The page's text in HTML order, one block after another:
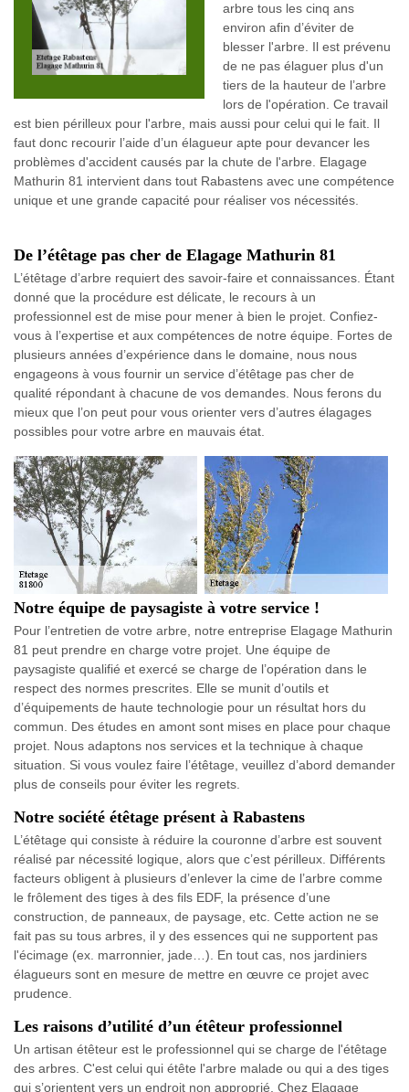
arbre tous les cinq ans
environ afin d’éviter de
blesser l'arbre. Il est prévenu
de ne pas élaguer plus d'un
tiers de la hauteur de l’arbre
lors de l'opération. Ce travail
est bien périlleux pour l'arbre, mais aussi pour celui qui le fait. Il
faut donc recourir l’aide d’un élagueur apte pour devancer les
problèmes d'accident causés par la chute de l'arbre. Elagage
Mathurin 81 intervient dans tout Rabastens avec une compétence
unique et une grande capacité pour réaliser vos nécessités.
De l’étêtage pas cher de Elagage Mathurin 81
L’étêtage d’arbre requiert des savoir-faire et connaissances. Étant
donné que la procédure est délicate, le recours à un
professionnel est de mise pour mener à bien le projet. Confiez-
vous à l’expertise et aux compétences de notre équipe. Fortes de
plusieurs années d’expérience dans le domaine, nous nous
engageons à vous fournir un service d’étêtage pas cher de
qualité répondant à chacune de vos demandes. Nous ferons du
mieux que l’on peut pour vous orienter vers d’autres élagages
possibles pour votre arbre en mauvais état.
Notre équipe de paysagiste à votre service !
Pour l’entretien de votre arbre, notre entreprise Elagage Mathurin
81 peut prendre en charge votre projet. Une équipe de
paysagiste qualifié et exercé se charge de l’opération dans le
respect des normes prescrites. Elle se munit d’outils et
d’équipements de haute technologie pour un résultat hors du
commun. Des études en amont sont mises en place pour chaque
projet. Nous adaptons nos services et la technique à chaque
situation. Si vous voulez faire l’étêtage, veuillez d’abord demander
plus de conseils pour éviter les regrets.
Notre société étêtage présent à Rabastens
L’étêtage qui consiste à réduire la couronne d’arbre est souvent
réalisé par nécessité logique, alors que c’est périlleux. Différents
facteurs obligent à plusieurs d’enlever la cime de l’arbre comme
le frôlement des tiges à des fils EDF, la présence d’une
construction, de panneaux, de paysage, etc. Cette action ne se
fait pas su tous arbres, il y des essences qui ne supportent pas
l'écimage (ex. marronnier, jade…). En tout cas, nos jardiniers
élagueurs sont en mesure de mettre en œuvre ce projet avec
prudence.
Les raisons d’utilité d’un étêteur professionnel
Un artisan étêteur est le professionnel qui se charge de l'étêtage
des arbres. C'est celui qui étête l'arbre malade ou qui a des tiges
qui s’orientent vers un endroit non approprié. Chez Elagage